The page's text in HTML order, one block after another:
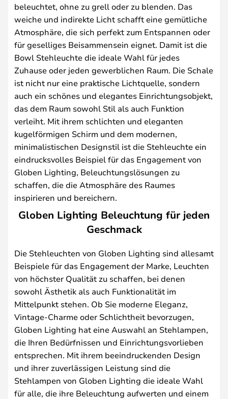
beleuchtet, ohne zu grell oder zu blenden. Das
weiche und indirekte Licht schafft eine gemütliche
Atmosphäre, die sich perfekt zum Entspannen oder
für geselliges Beisammensein eignet. Damit ist die
Bowl Stehleuchte die ideale Wahl für jedes
Zuhause oder jeden gewerblichen Raum. Die Schale
ist nicht nur eine praktische Lichtquelle, sondern
auch ein schönes und elegantes Einrichtungsobjekt,
das dem Raum sowohl Stil als auch Funktion
verleiht. Mit ihrem schlichten und eleganten
kugelförmigen Schirm und dem modernen,
minimalistischen Designstil ist die Stehleuchte ein
eindrucksvolles Beispiel für das Engagement von
Globen Lighting, Beleuchtungslösungen zu
schaffen, die die Atmosphäre des Raumes
inspirieren und bereichern.
Globen Lighting Beleuchtung für jeden
Geschmack
Die Stehleuchten von Globen Lighting sind allesamt
Beispiele für das Engagement der Marke, Leuchten
von höchster Qualität zu schaffen, bei denen
sowohl Ästhetik als auch Funktionalität im
Mittelpunkt stehen. Ob Sie moderne Eleganz,
Vintage-Charme oder Schlichtheit bevorzugen,
Globen Lighting hat eine Auswahl an Stehlampen,
die Ihren Bedürfnissen und Einrichtungsvorlieben
entsprechen. Mit ihrem beeindruckenden Design
und ihrer zuverlässigen Leistung sind die
Stehlampen von Globen Lighting die ideale Wahl
für alle, die ihre Beleuchtung aufwerten und einem